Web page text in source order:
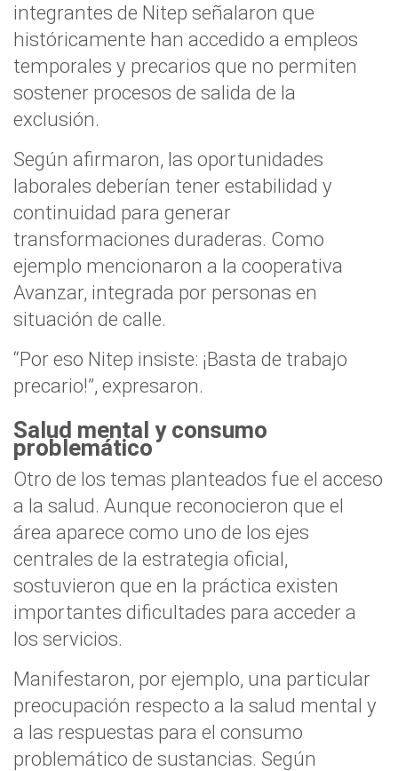
integrantes de Nitep señalaron que
históricamente han accedido a empleos
temporales y precarios que no permiten
sostener procesos de salida de la
exclusión.
Según afirmaron, las oportunidades
laborales deberían tener estabilidad y
continuidad para generar
transformaciones duraderas. Como
ejemplo mencionaron a la cooperativa
Avanzar, integrada por personas en
situación de calle.
“Por eso Nitep insiste: ¡Basta de trabajo
precario!”, expresaron.
Salud mental y consumo
problemático
Otro de los temas planteados fue el acceso
a la salud. Aunque reconocieron que el
área aparece como uno de los ejes
centrales de la estrategia oficial,
sostuvieron que en la práctica existen
importantes dificultades para acceder a
los servicios.
Manifestaron, por ejemplo, una particular
preocupación respecto a la salud mental y
a las respuestas para el consumo
problemático de sustancias. Según